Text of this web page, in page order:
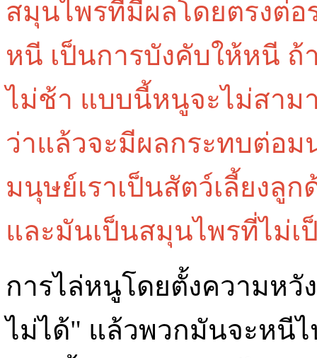
สมุนไพรที่มีผลโดยตรงต่อ
หนี เป็นการบังคับให้หนี
ไม่ช้า แบบนี้หนูจะไม่สาม
ว่าแล้วจะมีผลกระทบต่อม
มนุษย์เราเป็นสัตว์เลี้ยงลู
และมันเป็นสมุนไพรที่ไม่เ
การไล่หนูโดยตั้งความห
ไม่ได้" แล้วพวกมันจะหนี